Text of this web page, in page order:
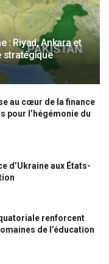
: Riyad, Ankara et
stratégique
au cœur de la finance
pour l’hégémonie du
d’Ukraine aux États-
renforcent
de l’éducation